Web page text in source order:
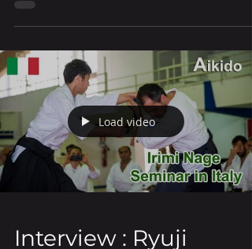
infime. C'est la même chose pour Aïte et
Tori.»...
Load video